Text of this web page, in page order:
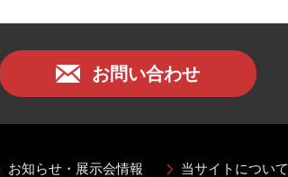
お問い合わせ
お知らせ・展示会情報 当サイトについて